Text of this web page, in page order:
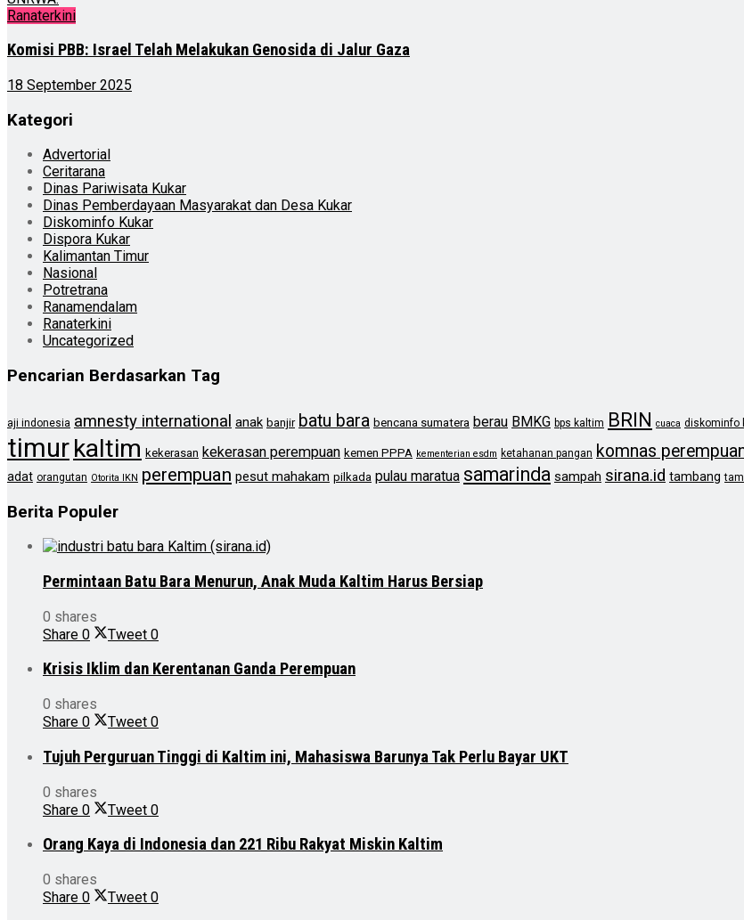
Ranaterkini
Komisi PBB: Israel Telah Melakukan Genosida di Jalur Gaza
18 September 2025
Kategori
Advertorial
Ceritarana
Dinas Pariwisata Kukar
Dinas Pemberdayaan Masyarakat dan Desa Kukar
Diskominfo Kukar
Dispora Kukar
Kalimantan Timur
Nasional
Potretrana
Ranamendalam
Ranaterkini
Uncategorized
Pencarian Berdasarkan Tag
aji indonesia amnesty international anak banjir batu bara bencana sumatera berau BMKG bps kaltim BRIN cuaca diskominfo
timurkaltim kekerasan kekerasan perempuan kemen PPPA kementerian esdm ketahanan pangan komnas
adat orangutan Otorita IKN perempuan pesut mahakam pilkada pulau maratua samarinda sampah sirana.id tambang
Berita Populer
Permintaan Batu Bara Menurun, Anak Muda Kaltim Harus Bersiap
0 shares
Share 0 Tweet 0
Krisis Iklim dan Kerentanan Ganda Perempuan
0 shares
Share 0 Tweet 0
Tujuh Perguruan Tinggi di Kaltim ini, Mahasiswa Barunya Tak Perlu Bayar UKT
0 shares
Share 0 Tweet 0
Orang Kaya di Indonesia dan 221 Ribu Rakyat Miskin Kaltim
0 shares
Share 0 Tweet 0